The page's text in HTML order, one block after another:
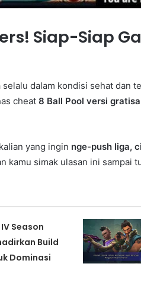
Siap-Siap
dalam kondisi sehat dan
cheat 8 Ball Pool versi
yang ingin nge-push liga,
kamu simak ulasan ini sampai
Season
Build
Dominasi